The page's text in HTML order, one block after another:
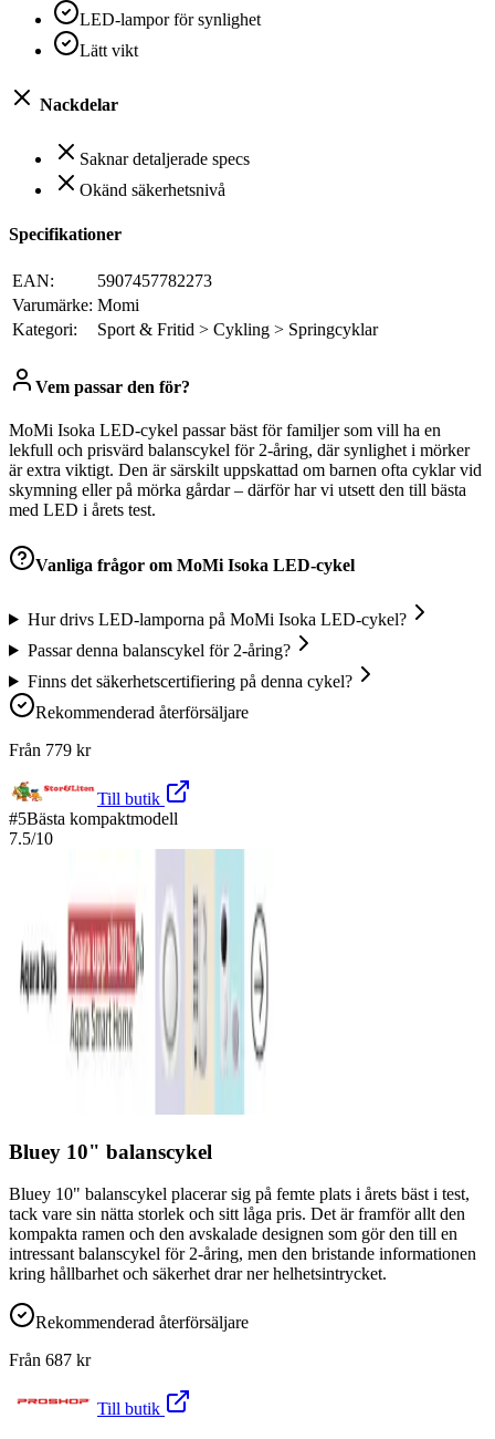
LED-lampor för synlighet
Lätt vikt
Nackdelar
Saknar detaljerade specs
Okänd säkerhetsnivå
Specifikationer
EAN:
5907457782273
Varumärke: Momi
Kategori:
Sport & Fritid > Cykling > Springcyklar
Vem passar den för?
MoMi Isoka LED-cykel passar bäst för familjer som vill ha en
lekfull och prisvärd balanscykel för 2-åring, där synlighet i mörker
är extra viktigt. Den är särskilt uppskattad om barnen ofta cyklar vid
skymning eller på mörka gårdar – därför har vi utsett den till bästa
med LED i årets test.
Vanliga frågor om MoMi Isoka LED-cykel
Hur drivs LED-lamporna på MoMi Isoka LED-cykel?
Passar denna balanscykel för 2-åring?
Finns det säkerhetscertifiering på denna cykel?
Rekommenderad återförsäljare
Från 779 kr
Till butik
#5Bästa kompaktmodell
7.5/10
Bluey 10" balanscykel
Bluey 10" balanscykel placerar sig på femte plats i årets bäst i test,
tack vare sin nätta storlek och sitt låga pris. Det är framför allt den
kompakta ramen och den avskalade designen som gör den till en
intressant balanscykel för 2-åring, men den bristande informationen
kring hållbarhet och säkerhet drar ner helhetsintrycket.
Rekommenderad återförsäljare
Från 687 kr
Till butik